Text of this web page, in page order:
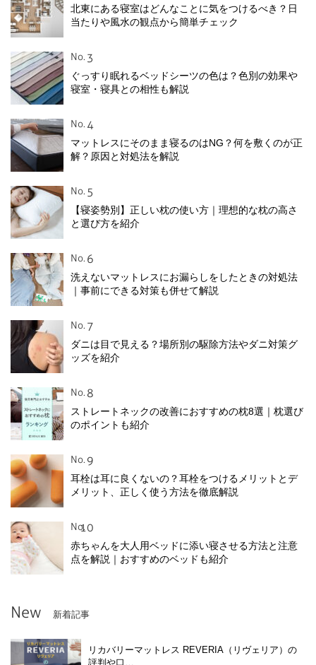
北東にある寝室はどんなことに気をつけるべき？日
当たりや風水の観点から簡単チェック
No.
ぐっすり眠れるベッドシーツの色は？色別の効果や
寝室・寝具との相性も解説
No.
マットレスにそのまま寝るのはNG？何を敷くのが正
解？原因と対処法を解説
No.
【寝姿勢別】正しい枕の使い方｜理想的な枕の高さ
と選び方を紹介
No.
洗えないマットレスにお漏らしをしたときの対処法
｜事前にできる対策も併せて解説
No.
ダニは目で見える？場所別の駆除方法やダニ対策グ
ッズを紹介
No.
ストレートネックの改善におすすめの枕8選｜枕選び
のポイントも紹介
No.
耳栓は耳に良くないの？耳栓をつけるメリットとデ
メリット、正しく使う方法を徹底解説
No.
赤ちゃんを大人用ベッドに添い寝させる方法と注意
点を解説｜おすすめのベッドも紹介
New 新着記事
リカバリーマットレス REVERIA（リヴェリア）の
評判や口…